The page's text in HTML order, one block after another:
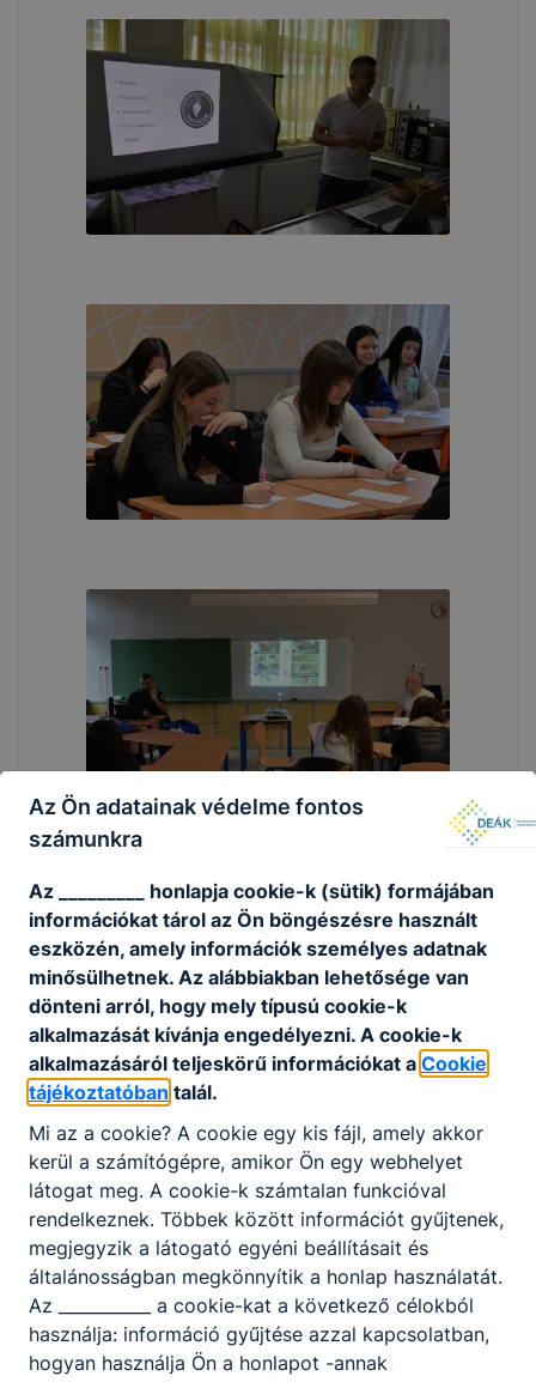
Az Ön adatainak védelme fontos
számunkra
Az _________ honlapja cookie-k (sütik) formájában
információkat tárol az Ön böngészésre használt
eszközén, amely információk személyes adatnak
minősülhetnek. Az alábbiakban lehetősége van
dönteni arról, hogy mely típusú cookie-k
alkalmazását kívánja engedélyezni. A cookie-k
alkalmazásáról teljeskörű információkat a Cookie
tájékoztatóban talál.
Mi az a cookie? A cookie egy kis fájl, amely akkor
kerül a számítógépre, amikor Ön egy webhelyet
látogat meg. A cookie-k számtalan funkcióval
rendelkeznek. Többek között információt gyűjtenek,
megjegyzik a látogató egyéni beállításait és
általánosságban megkönnyítik a honlap használatát.
Az ___________ a cookie-kat a következő célokból
használja: információ gyűjtése azzal kapcsolatban,
hogyan használja Ön a honlapot -annak